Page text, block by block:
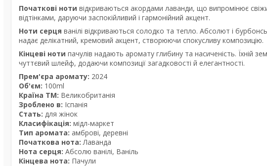
Початкові ноти відкриваються акордами лаванди, що випромінює
відтінками, даруючи заспокійливий і гармонійний акцент.
Ноти серця ванілі відкриваються солодко та тепло. Абсолют і
надає делікатний, кремовий акцент, створюючи спокусливу композицію.
Кінцеві ноти пачулів надають аромату глибину та насиченість. Їхній
чуттєвий шлейф, додаючи композиції загадковості й елегантності.
Прем'єра аромату: 2024
Об'єм: 100ml
Країна ТМ: Великобританія
Зроблено в: Іспанія
Стать: для жінок
Класифікація: мідл-маркет
Тип аромата: амброві, деревні
Початкова нота: Лаванда
Нота серця: Абсолю ванілі, Ваніль
Кінцева нота: Пачули